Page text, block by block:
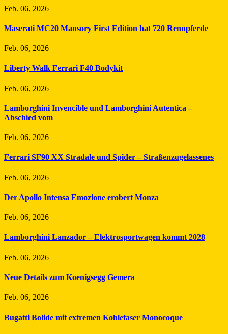
Feb. 06, 2026
Maserati MC20 Mansory First Edition hat 720 Rennpferde
Feb. 06, 2026
Liberty Walk Ferrari F40 Bodykit
Feb. 06, 2026
Lamborghini Invencible und Lamborghini Autentica –
Abschied vom
Feb. 06, 2026
Ferrari SF90 XX Stradale und Spider – Straßenzugelassenes
Feb. 06, 2026
Der Apollo Intensa Emozione erobert Monza
Feb. 06, 2026
Lamborghini Lanzador – Elektrosportwagen kommt 2028
Feb. 06, 2026
Neue Details zum Koenigsegg Gemera
Feb. 06, 2026
Bugatti Bolide mit extremen Kohlefaser Monocoque